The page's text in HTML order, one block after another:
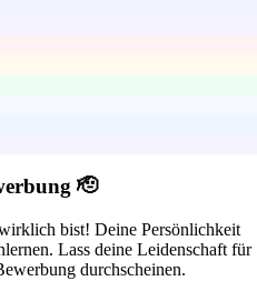
🫡
bist! Deine Persönlichkeit
Lass deine Leidenschaft für
durchscheinen.